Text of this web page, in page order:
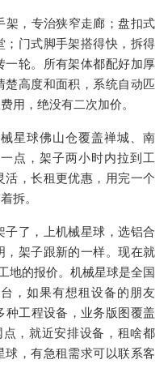
架 ，专治狭窄走廊； 盘扣式
门式脚手架搭得快，拆得
一轮。所有架体都配好加厚
楚高度和面积，系统自动匹
用，绝没有二次加价。
星球佛山仓覆盖禅城、南
点，架子两小时内拉到工
，长租更优惠，用完一个
拆。
子了，上机械星球 ，选铝合
，架子跟新的一样。现在就
地的报价。机械星球是全国
，如果有想租设备的朋友
种工程设备，业务版图覆盖
，就近安排设备，租啥都
，有急租需求可以联系客